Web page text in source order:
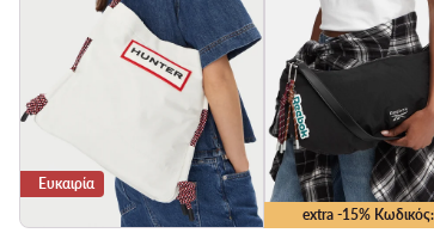
Ευκαιρία
extra -15%